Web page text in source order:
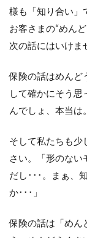
様も「知り合い」
お客さまの“めん
次の話にはいけま
保険の話はめんど
して確かにそう
んでしょ、本当は
そして私たちも少
さい。「形のない
だし･･･。まぁ、
か･･･」
保険の話は「めん